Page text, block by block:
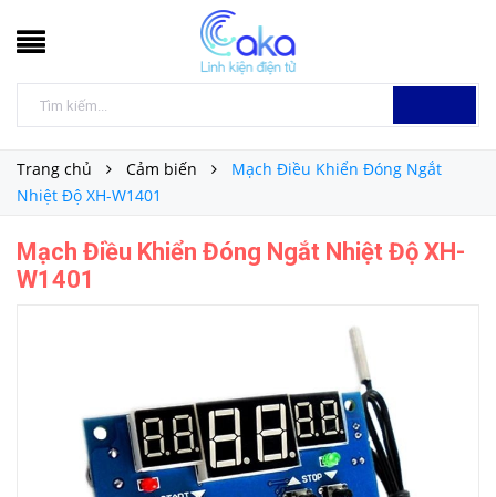
Trang chủ Cảm biến
Mạch Điều Khiển Đóng Ngắt
Nhiệt Độ XH-W1401
Mạch Điều Khiển Đóng Ngắt Nhiệt Độ XH-
W1401